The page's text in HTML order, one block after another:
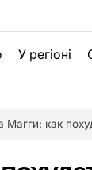
У регіоні
Магги: как